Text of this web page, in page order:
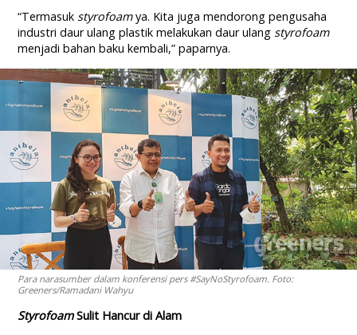
“Termasuk styrofoamya. Kita juga mendorong pengusaha
industri daur ulang plastik melakukan daur ulang styrofoam
menjadi bahan baku kembali,” paparnya.
Para narasumber dalam konferensi pers #SayNoStyrofoam. Foto:
Greeners/Ramadani Wahyu
StyrofoamSulit Hancur di Alam